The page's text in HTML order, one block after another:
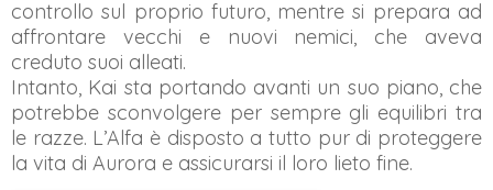
controllo sul proprio futuro, mentre si prepara ad
affrontare vecchi e nuovi nemici, che aveva
creduto suoi alleati.
Intanto, Kai sta portando avanti un suo piano, che
potrebbe sconvolgere per sempre gli equilibri tra
le razze. L’Alfa è disposto a tutto pur di proteggere
la vita di Aurora e assicurarsi il loro lieto fine.